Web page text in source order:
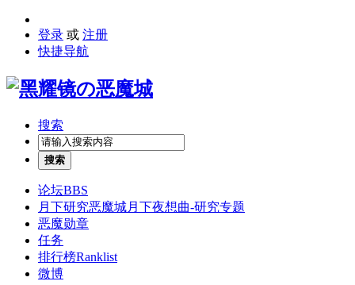
登录 或 注册
快捷导航
搜索
搜索
论坛BBS
月下研究恶魔城月下夜想曲-研究专题
恶魔勋章
任务
排行榜Ranklist
微博